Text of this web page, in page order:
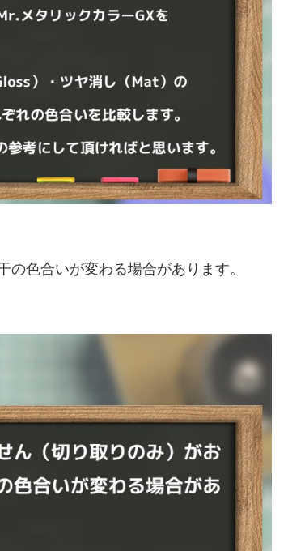
色合いが変わる場合があります。